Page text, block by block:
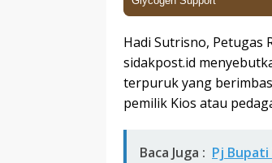
Hadi Sutrisno, Petugas
sidakpost.id
terpuruk yang
pemilik Kios atau
Baca Juga : Pj